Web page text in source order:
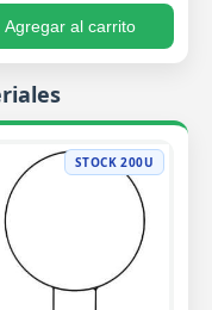
Agregar al carrito
STOCK 200U